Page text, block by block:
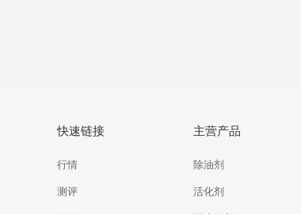
快速链接
行情
测评
主营产品
除油剂
活化剂